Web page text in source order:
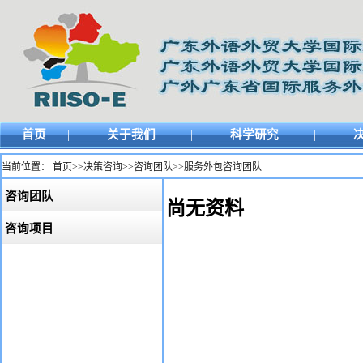
首页 | 关于我们 | 科学研究 |
当前位置： 首页>>决策咨询>>咨询团队>>服务外包咨询团队
咨询团队
咨询项目
尚无资料